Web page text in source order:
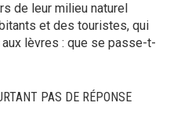
de leur milieu naturel
et des touristes, qui
lèvres : que se passe-t-
PAS DE RÉPONSE